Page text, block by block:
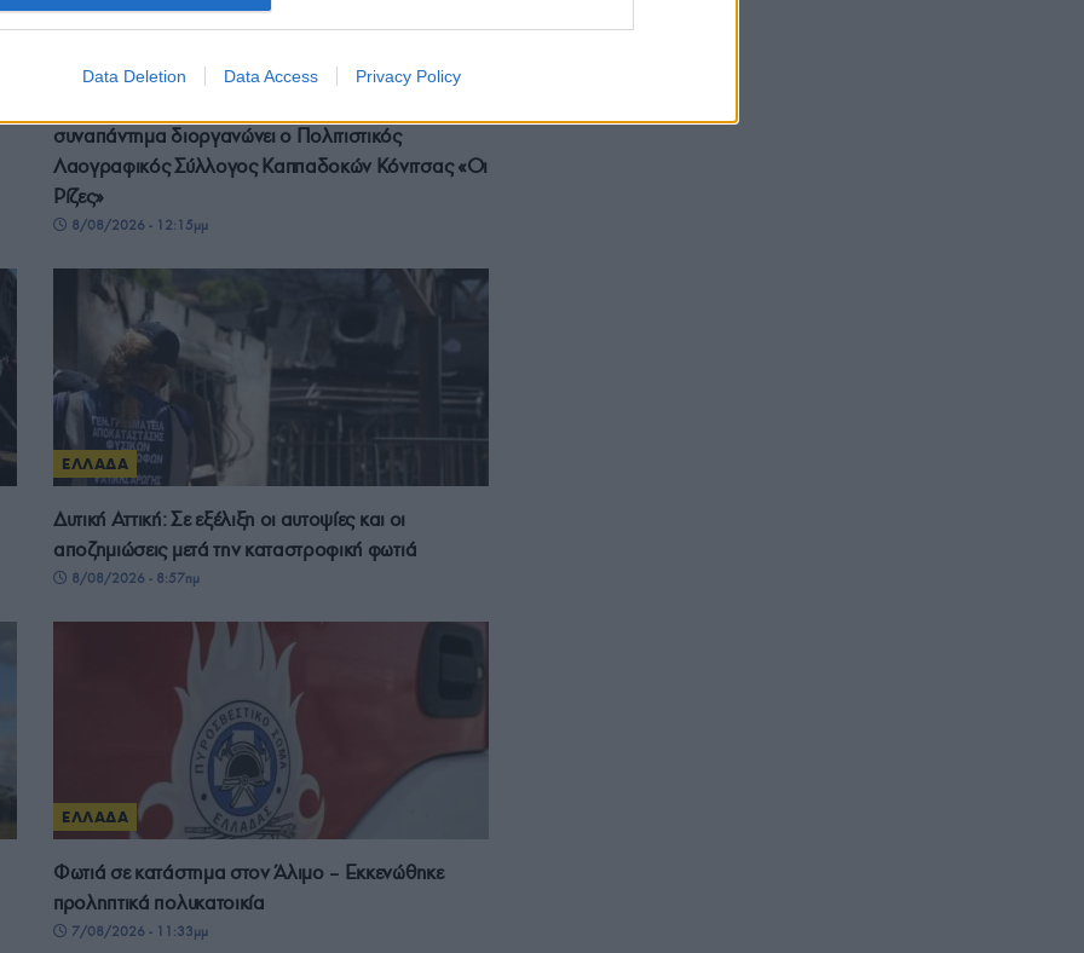
Data Deletion Data Access Privacy Policy
συναπάντημα διοργανώνει ο Πολιτιστικός
Λαογραφικός Σύλλογος Καππαδοκών Κόνιτσας «Οι
Ρίζες»
8/08/2026 - 12:15μμ
ΕΛΛΑΔΑ
Δυτική Αττική: Σε εξέλιξη οι αυτοψίες και οι
αποζημιώσεις μετά την καταστροφική φωτιά
8/08/2026 - 8:57πμ
ΕΛΛΑΔΑ
Φωτιά σε κατάστημα στον Άλιμο – Εκκενώθηκε
προληπτικά πολυκατοικία
7/08/2026 - 11:33μμ